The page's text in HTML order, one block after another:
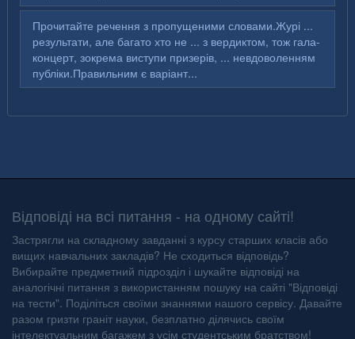
Прочитайте речення з пропущеними словами.Журі ...
результати, але багато хто не ... з вердиктом, тож гала-
концерт, зокрема виступи призерів, ... невдоволенням
публіки.Правильним є варіант...
Відповіді на всі питання - на одному сайті!
Застрягли на складному завданні з курсу старших класів або
вищих навчальних закладів? Не сходиться відповідь?
Вибирайте предметний підрозділ і шукайте відповіді на
аналогічні питання з використанням пошуку на сайті "Відповіді
на тести". Поділіться своїми знаннями нашого сервісу. Давайте
разом гризти граніт науки, безплатно ділячись своїм
інтелектуальним багажем з усім студентським братством!